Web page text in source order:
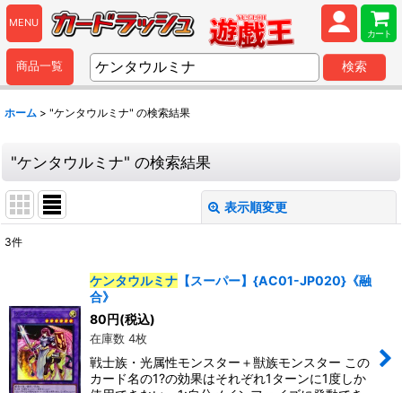
MENU
カート
商品一覧 検索
ホーム > "ケンタウルミナ" の検索結果
"ケンタウルミナ" の検索結果
表示順変更
並び順:
3件
ケンタウルミナ 【スーパー】{AC01-JP020}《融
合》
80円(税込)
在庫数 4枚
戦士族・光属性モンスター＋獣族モンスター この
カード名の1?の効果はそれぞれ1ターンに1度しか